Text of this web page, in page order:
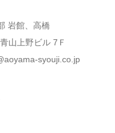
岩館、高橋
山上野ビル 7Ｆ
syouji.co.jp